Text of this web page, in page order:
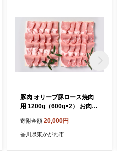
豚肉 オリーブ豚ロース焼肉
用 1200g（600g×2） お肉
ク 夕飯 食材 豚丼 2パック 調
理 料理 冷凍
寄附金額 20,000円
香川県東かがわ市